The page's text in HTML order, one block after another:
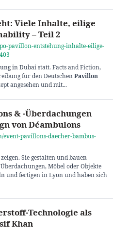
Viele Inhalte, eilige
– Teil 2
pavillon-entstehung-inhalte-eilige-
in Dubai statt. Facts and Fiction,
für den DeutschenPavillon
angesehen und mit...
& -Überdachungen
von Déambulons
event-pavillons-daecher-bambus-
Sie gestalten und bauen
Überdachungen, Möbel oder Objekte
und fertigen in Lyon und haben sich
Technologie als
Khan